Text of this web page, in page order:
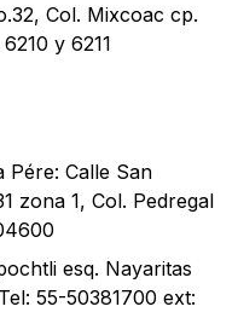
Col. Mixcoac cp.
y 6211
Pére: Calle San
zona 1, Col. Pedregal
esq. Nayaritas
55-50381700 ext: